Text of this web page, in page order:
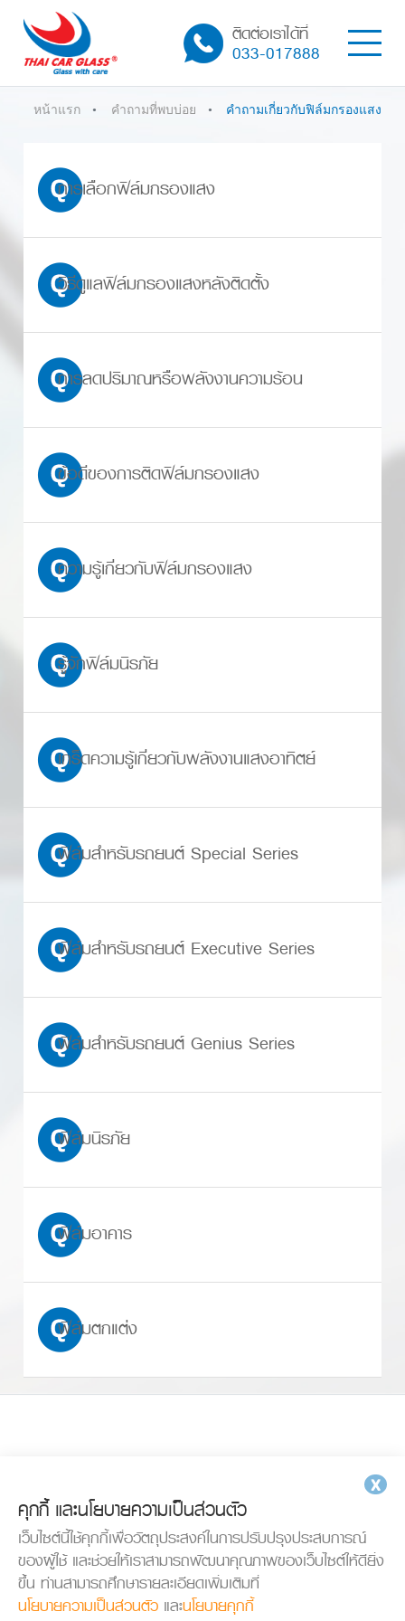
ติดต่อเราได้ที่
033-017888
หน้าแรก คำถามที่พบบ่อย คำถามเกี่ยวกับฟิล์มกรองแสง
การเลือกฟิล์มกรองแสง
วิธีดูแลฟิล์มกรองแสงหลังติดตั้ง
การลดปริมาณหรือพลังงานความร้อน
ข้อดีของการติดฟิล์มกรองแสง
ความรู้เกี่ยวกับฟิล์มกรองแสง
รู้จักฟิล์มนิรภัย
เกร็ดความรู้เกี่ยวกับพลังงานแสงอาทิตย์
ฟิล์มสำหรับรถยนต์ Special Series
ฟิล์มสำหรับรถยนต์ Executive Series
ฟิล์มสำหรับรถยนต์ Genius Series
ฟิล์มนิรภัย
ฟิล์มอาคาร
ฟิล์มตกแต่ง
© Copyrights 2019 Thaicarglass Co.,Ltd. All Rights Reserved. Web
X
คุกกี้ และนโยบายความเป็นส่วนตัว
เว็บไซต์นี้ใช้คุกกี้เพื่อวัตถุประสงค์ในการปรับปรุงประสบการณ์
ของผู้ใช้ และช่วยให้เราสามารถพัฒนาคุณภาพของเว็บไซต์ให้ดียิ่ง
ขึ้น ท่านสามารถศึกษารายละเอียดเพิ่มเติมที่
นโยบายความเป็นส่วนตัว และนโยบายคุกกี้